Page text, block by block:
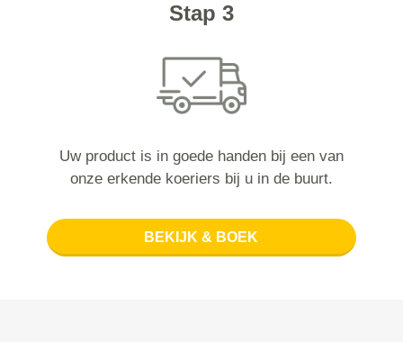
Stap 3
Uw product is in goede handen bij een van
onze erkende koeriers bij u in de buurt.
BEKIJK & BOEK